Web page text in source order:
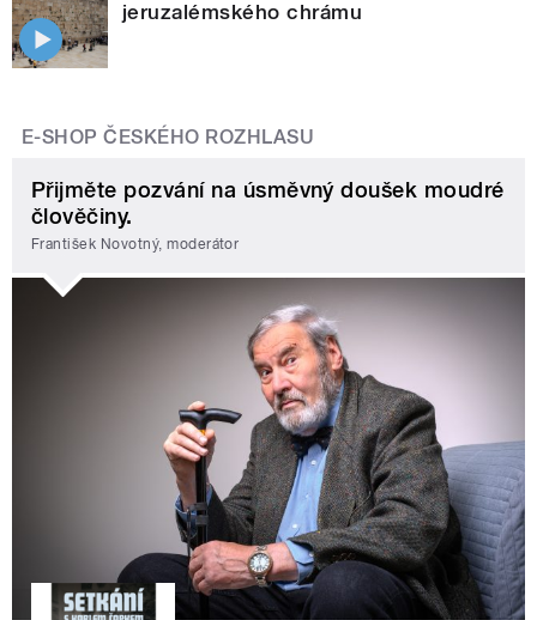
jeruzalémského chrámu
E-SHOP ČESKÉHO ROZHLASU
Přijměte pozvání na úsměvný doušek moudré
člověčiny.
František Novotný, moderátor